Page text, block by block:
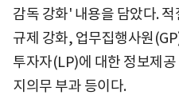
감독 강화' 내용을 담았다.
규제 강화, 업무집행사원
투자자(LP)에 대한 정보제
지의무 부과 등이다.